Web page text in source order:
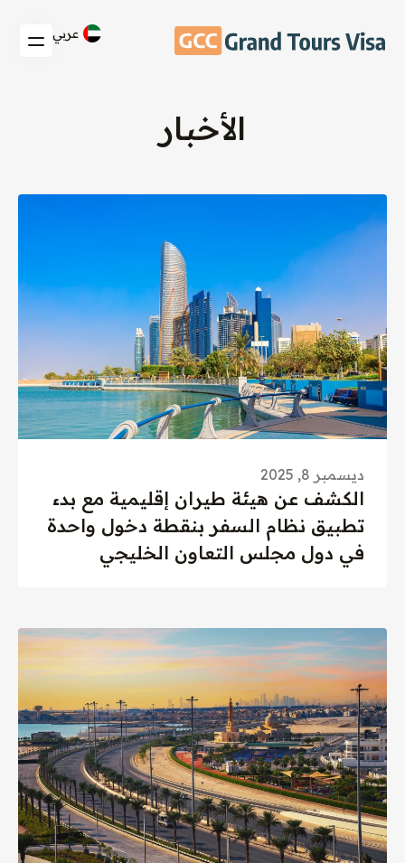
عربي
الأخبار
ديسمبر 8, 2025
الكشف عن هيئة طيران إقليمية مع بدء
تطبيق نظام السفر بنقطة دخول واحدة
في دول مجلس التعاون الخليجي